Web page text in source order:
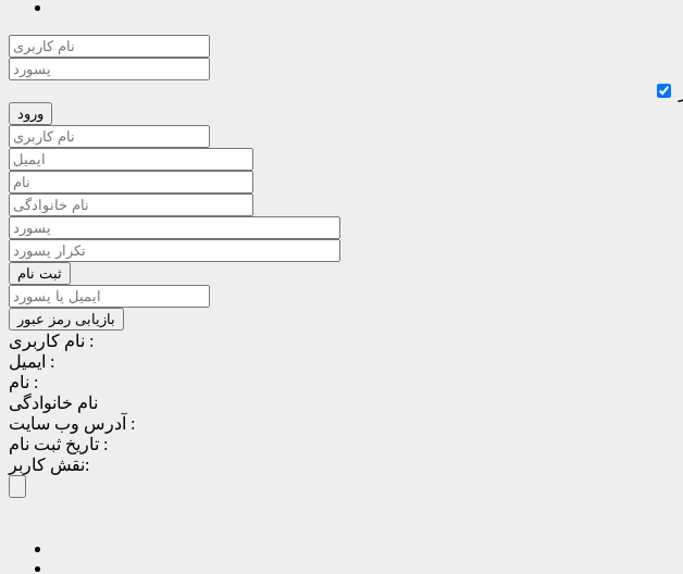
نام کاربری :
ایمیل :
نام :
نام خانوادگی
آدرس وب سایت :
تاریخ ثبت نام :
نقش کاربر: